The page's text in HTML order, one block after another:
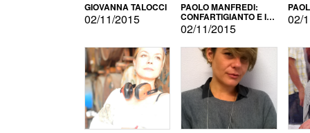
GIOVANNA TALOCCI
02/11/2015
PAOLO MANFREDI:
CONFARTIGIANTO E IL
SONDAGGIO
02/11/2015
02/